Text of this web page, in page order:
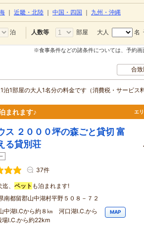
近畿・北陸 中国・四国 九州・沖縄
泊 人数等 部屋 大人 名
※食事条件などの諸条件については、予約画
合致
泊1部屋の大人1名分の料金です（消費税・サービス
まれます♪ エ
ス ２０００坪の森ごと貸切 富
る貸別荘
37件
、 ペット も泊まれます!
南都留郡山中湖村平野５０８－７２
中湖I.Cから約８㎞ 河口湖I.C.から
I.C.から約22km
MAP